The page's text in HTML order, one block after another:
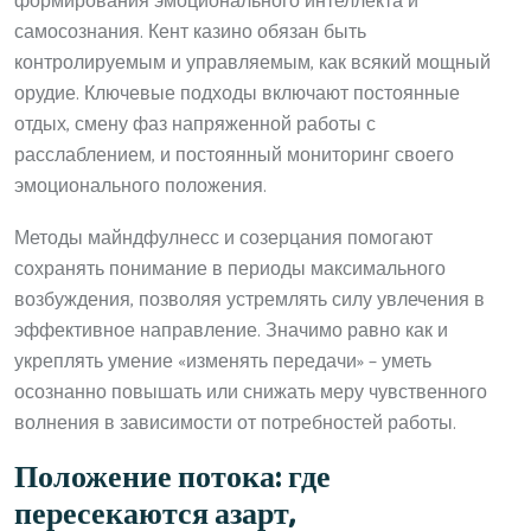
самосознания. Кент казино обязан быть
контролируемым и управляемым, как всякий мощный
орудие. Ключевые подходы включают постоянные
отдых, смену фаз напряженной работы с
расслаблением, и постоянный мониторинг своего
эмоционального положения.
Методы майндфулнесс и созерцания помогают
сохранять понимание в периоды максимального
возбуждения, позволяя устремлять силу увлечения в
эффективное направление. Значимо равно как и
укреплять умение «изменять передачи» – уметь
осознанно повышать или снижать меру чувственного
волнения в зависимости от потребностей работы.
Положение потока: где
пересекаются азарт,